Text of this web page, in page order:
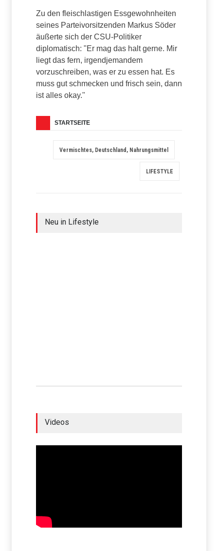
Zu den fleischlastigen Essgewohnheiten
seines Parteivorsitzenden Markus Söder
äußerte sich der CSU-Politiker
diplomatisch: "Er mag das halt gerne. Mir
liegt das fern, irgendjemandem
vorzuschreiben, was er zu essen hat. Es
muss gut schmecken und frisch sein, dann
ist alles okay."
STARTSEITE
Vermischtes, Deutschland, Nahrungsmittel
LIFESTYLE
Neu in Lifestyle
Videos